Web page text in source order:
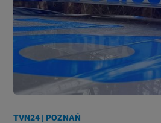
TVN24 |POZNAŃ